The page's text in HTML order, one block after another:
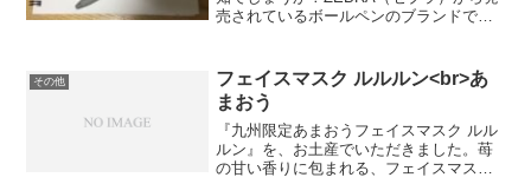
売されているボールペンのブランドで
その他
フェイスマスク ルルルン<br>あ
まおう
『九州限定あまおうフェイスマスク ルル
ルン』を、お土産でいただきました。苺
の甘い香りに包まれる、フェイスマスク